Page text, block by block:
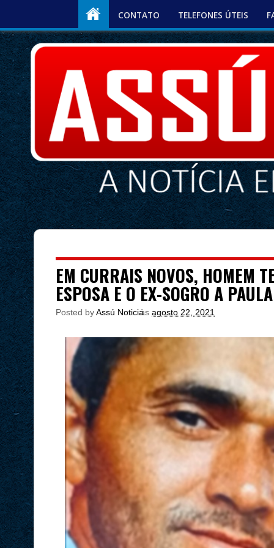
CONTATO TELEFONES ÚTEIS
EM CURRAIS NOVOS, HOMEM
ESPOSA E O EX-SOGRO A
Posted byAssú Noticia
às agosto 22, 2021